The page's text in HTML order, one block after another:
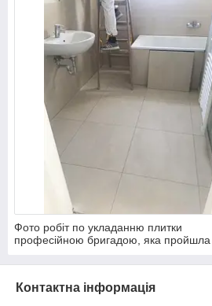
Фото робіт по укладанню плитки
професійною бригадою, яка пройшла
Контактна інформація